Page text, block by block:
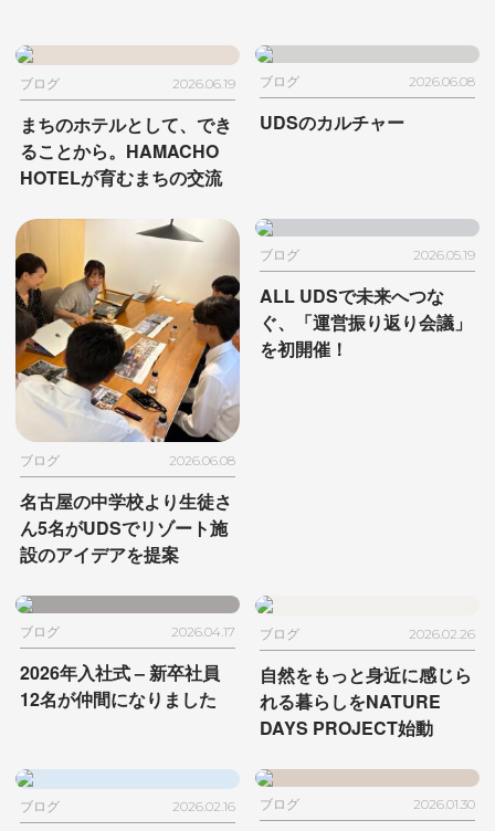
ブログ 2026.06.19
まちのホテルとして、でき
ることから。 HAMACHO
HOTELが育むまちの交流
ブログ 2026.06.08
UDSのカルチャー
ブログ 2026.06.08
名古屋の中学校より生徒さ
ん5名がUDSでリゾート施
設のアイデアを提案
ブログ 2026.05.19
ALL UDSで未来へつな
ぐ、
「運営振り返り会議」
を初開催！
ブログ 2026.04.17
2026年入社式– 新卒社員
12名が仲間になりました
ブログ 2026.02.26
自然をもっと身近に感じら
れる暮らしをNATURE
DAYS PROJECT始動
ブログ 2026.02.16 ブログ 2026.01.30